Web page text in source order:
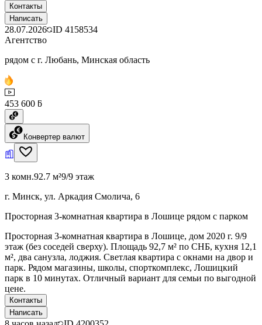
Контакты
Написать
28.07.2026 ID 4158534
Агентство
рядом с г. Любань, Минская область
453 600 ƃ
Конвертер валют
3 комн.92.7 м²9/9 этаж
г. Минск, ул. Аркадия Смолича, 6
Просторная 3-комнатная квартира в Лошице рядом с парком
Просторная 3-комнатная квартира в Лошице, дом 2020 г. 9/9
этаж (без соседей сверху). Площадь 92,7 м² по СНБ, кухня 12,1
м², два санузла, лоджия. Светлая квартира с окнами на двор и
парк. Рядом магазины, школы, спорткомплекс, Лошицкий
парк в 10 минутах. Отличный вариант для семьи по выгодной
цене.
Контакты
Написать